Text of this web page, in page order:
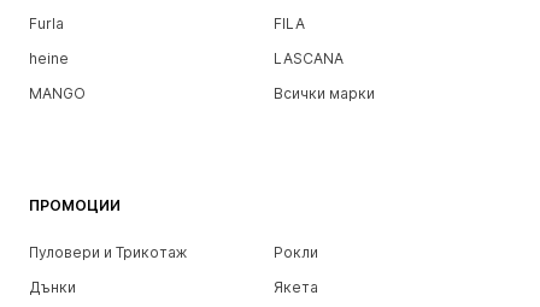
Furla
FILA
heine
LASCANA
MANGO
Всички марки
ПРОМОЦИИ
Пуловери и Трикотаж
Рокли
Дънки
Якета